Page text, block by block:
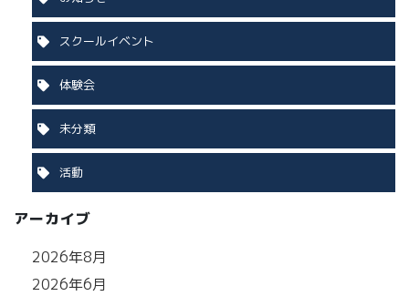
スクールイベント
体験会
未分類
活動
アーカイブ
2026年8月
2026年6月